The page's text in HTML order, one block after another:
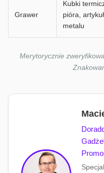
Grawer
Kubki
pióra,
metalu
Merytorycznie